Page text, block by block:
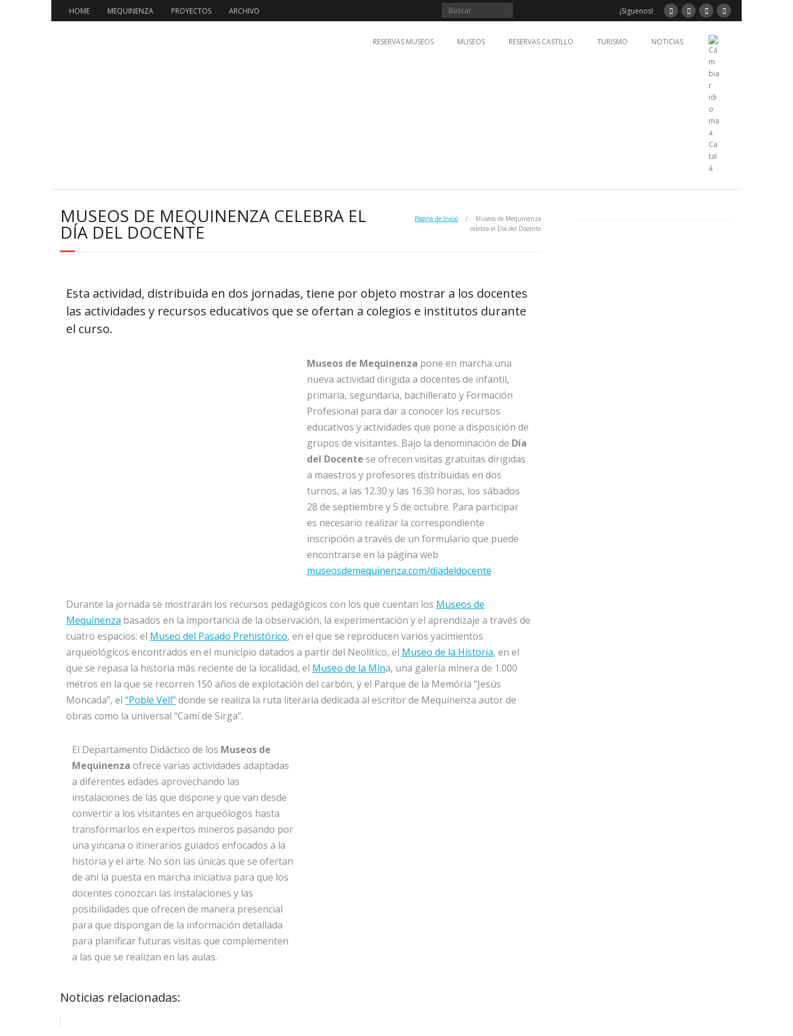
HOME MEQUINENZA PROYECTOS ARCHIVO ¡Síguenos!
RESERVAS MUSEOS MUSEOS RESERVAS CASTILLO TURISMO NOTICIAS
MUSEOS DE MEQUINENZA CELEBRA EL
DÍA DEL DOCENTE
Página de Inicio /
Museos de Mequinenza
celebra el Día del Docente
Esta actividad, distribuida en dos jornadas, tiene por objeto mostrar a los docentes
las actividades y recursos educativos que se ofertan a colegios e institutos durante
el curso.
Museos de Mequinenza pone en marcha una
nueva actividad dirigida a docentes de infantil,
primaria, segundaria, bachillerato y Formación
Profesional para dar a conocer los recursos
educativos y actividades que pone a disposición de
grupos de visitantes. Bajo la denominación de Día
del Docente se ofrecen visitas gratuitas dirigidas
a maestros y profesores distribuidas en dos
turnos, a las 12.30 y las 16.30 horas, los sábados
28 de septiembre y 5 de octubre. Para participar
es necesario realizar la correspondiente
inscripción a través de un formulario que puede
encontrarse en la página web
museosdemequinenza.com/diadeldocente
Durante la jornada se mostrarán los recursos pedagógicos con los que cuentan los Museos de
Mequinenza basados en la importancia de la observación, la experimentación y el aprendizaje a través de
cuatro espacios: el Museo del Pasado Prehistórico, en el que se reproducen varios yacimientos
arqueológicos encontrados en el municipio datados a partir del Neolítico, el Museo de la Historia, en el
que se repasa la historia más reciente de la localidad, el Museo de la Mina, una galería minera de 1.000
metros en la que se recorren 150 años de explotación del carbón, y el Parque de la Memória “Jesús
Moncada”, el “Poble Vell”donde se realiza la ruta literaria dedicada al escritor de Mequinenza autor de
obras como la universal “Camí de Sirga”.
El Departamento Didáctico de los Museos de
Mequinenza ofrece varias actividades adaptadas
a diferentes edades aprovechando las
instalaciones de las que dispone y que van desde
convertir a los visitantes en arqueólogos hasta
transformarlos en expertos mineros pasando por
una yincana o itinerarios guiados enfocados a la
historia y el arte. No son las únicas que se ofertan
de ahí la puesta en marcha iniciativa para que los
docentes conozcan las instalaciones y las
posibilidades que ofrecen de manera presencial
para que dispongan de la información detallada
para planificar futuras visitas que complementen
a las que se realizan en las aulas.
Noticias relacionadas: